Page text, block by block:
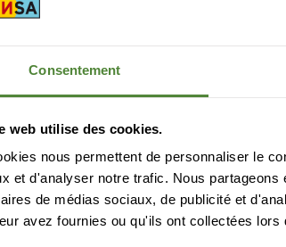
Consentement
web utilise des cookies.
nous permettent de personnaliser le
et d'analyser notre trafic. Nous
de médias sociaux, de publicité et
avez fournies ou qu'ils ont collectées
de CHF 99
gratuit)
Paiement